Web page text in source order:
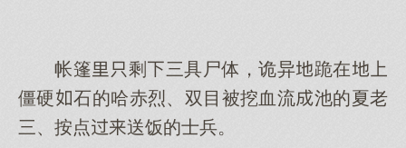
帐篷剩三具尸体，诡异跪在
僵硬石的哈赤烈、双目被挖血流池的夏老
三、按点送饭的士兵。